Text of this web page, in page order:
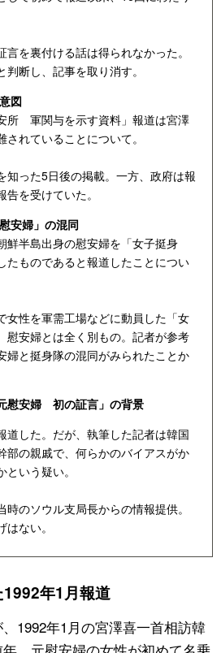
を裏付ける話は得られなかった。
断し、記事を取り消す。
図
所 軍関与を示す資料」報道は宮澤
れていることについて。
知った5日後の掲載。一方、政府は報
を受けていた。
安婦」の混同
鮮半島出身の慰安婦を「女子挺身
たものであると報道したことについ
女性を軍需工場などに動員した「女
慰安婦とは全く別もの。記者が参考
婦と挺身隊の混同がみられたことか
慰安婦 初の証言」の背景
道した。だが、執筆した記者は韓国
部の親戚で、何らかのバイアスがか
いう疑い。
のソウル支局長からの情報提供。
ない。
年1月報道
1992年1月の宮澤喜一首相訪韓
、元慰安婦の女性が初めて名乗